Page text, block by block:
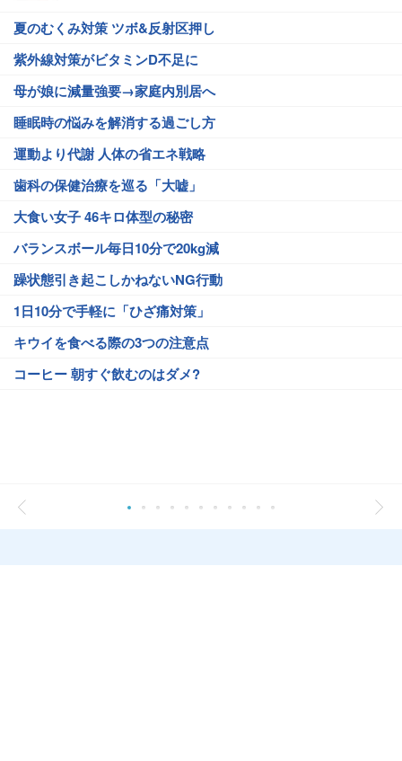
夏のむくみ対策 ツボ&反射区押し
紫外線対策がビタミンD不足に
母が娘に減量強要→家庭内別居へ
睡眠時の悩みを解消する過ごし方
運動より代謝 人体の省エネ戦略
歯科の保健治療を巡る「大嘘」
大食い女子 46キロ体型の秘密
バランスボール毎日10分で20kg減
躁状態引き起こしかねないNG行動
1日10分で手軽に「ひざ痛対策」
キウイを食べる際の3つの注意点
コーヒー 朝すぐ飲むのはダメ?